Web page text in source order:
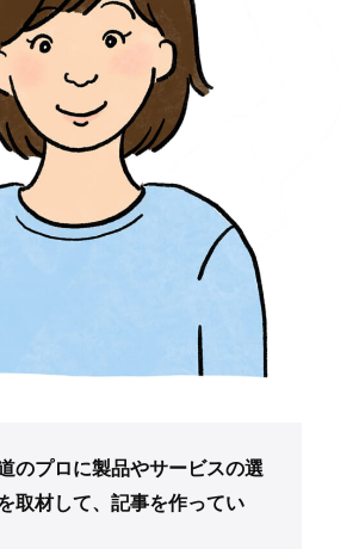
のプロに製品やサービスの選
取材して、記事を作ってい